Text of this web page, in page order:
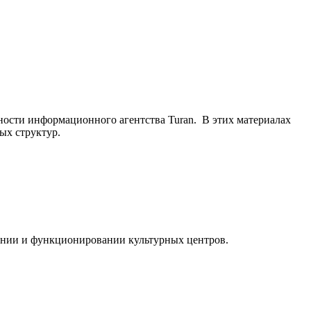
информационного агентства Turan. В этих материалах
структур.
и функционировании культурных центров.